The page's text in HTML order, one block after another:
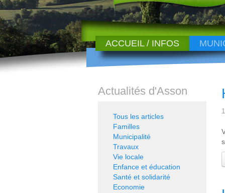
ACCUEIL / INFOS
Actualités d'Asson
Tous les articles
Familles
Municipalité
Travaux
Vie locale
Enfance et éducation
Santé et solidarité
Economie